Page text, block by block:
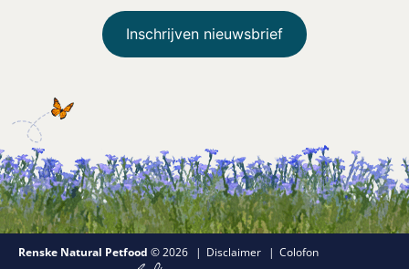
Inschrijven nieuwsbrief
Renske Natural Petfood © 2026 Disclaimer
Colofon